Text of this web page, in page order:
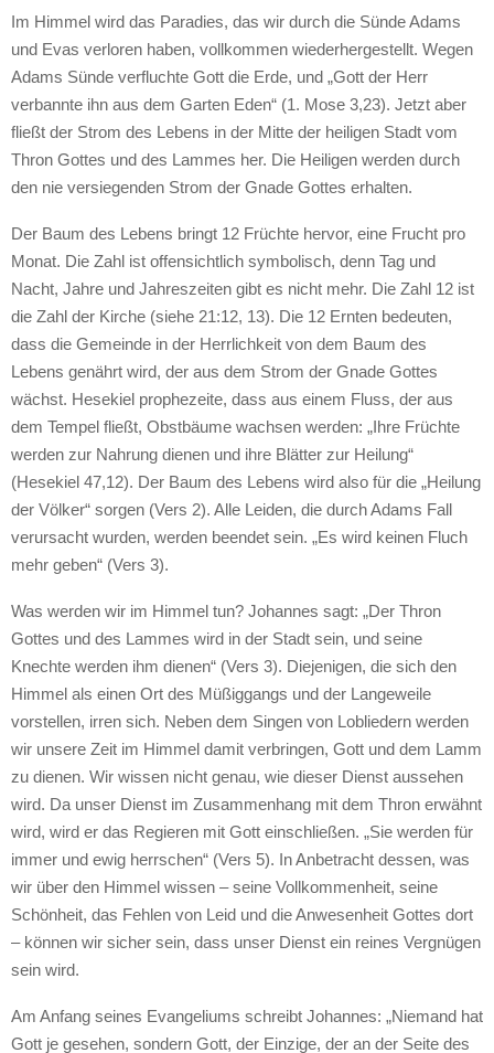
Im Himmel wird das Paradies, das wir durch die Sünde Adams
und Evas verloren haben, vollkommen wiederhergestellt. Wegen
Adams Sünde verfluchte Gott die Erde, und „Gott der Herr
verbannte ihn aus dem Garten Eden“ (1. Mose 3,23). Jetzt aber
fließt der Strom des Lebens in der Mitte der heiligen Stadt vom
Thron Gottes und des Lammes her. Die Heiligen werden durch
den nie versiegenden Strom der Gnade Gottes erhalten.
Der Baum des Lebens bringt 12 Früchte hervor, eine Frucht pro
Monat. Die Zahl ist offensichtlich symbolisch, denn Tag und
Nacht, Jahre und Jahreszeiten gibt es nicht mehr. Die Zahl 12 ist
die Zahl der Kirche (siehe 21:12, 13). Die 12 Ernten bedeuten,
dass die Gemeinde in der Herrlichkeit von dem Baum des
Lebens genährt wird, der aus dem Strom der Gnade Gottes
wächst. Hesekiel prophezeite, dass aus einem Fluss, der aus
dem Tempel fließt, Obstbäume wachsen werden: „Ihre Früchte
werden zur Nahrung dienen und ihre Blätter zur Heilung“
(Hesekiel 47,12). Der Baum des Lebens wird also für die „Heilung
der Völker“ sorgen (Vers 2). Alle Leiden, die durch Adams Fall
verursacht wurden, werden beendet sein. „Es wird keinen Fluch
mehr geben“ (Vers 3).
Was werden wir im Himmel tun? Johannes sagt: „Der Thron
Gottes und des Lammes wird in der Stadt sein, und seine
Knechte werden ihm dienen“ (Vers 3). Diejenigen, die sich den
Himmel als einen Ort des Müßiggangs und der Langeweile
vorstellen, irren sich. Neben dem Singen von Lobliedern werden
wir unsere Zeit im Himmel damit verbringen, Gott und dem Lamm
zu dienen. Wir wissen nicht genau, wie dieser Dienst aussehen
wird. Da unser Dienst im Zusammenhang mit dem Thron erwähnt
wird, wird er das Regieren mit Gott einschließen. „Sie werden für
immer und ewig herrschen“ (Vers 5). In Anbetracht dessen, was
wir über den Himmel wissen – seine Vollkommenheit, seine
Schönheit, das Fehlen von Leid und die Anwesenheit Gottes dort
– können wir sicher sein, dass unser Dienst ein reines Vergnügen
sein wird.
Am Anfang seines Evangeliums schreibt Johannes: „Niemand hat
Gott je gesehen, sondern Gott, der Einzige, der an der Seite des